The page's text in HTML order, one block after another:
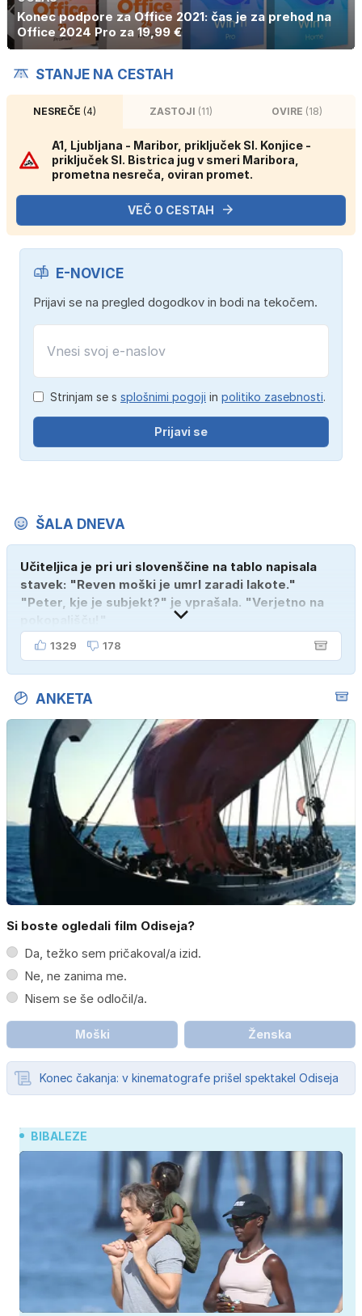
Konec podpore za Office 2021: čas je za prehod na
Office 2024 Pro za 19,99 €
STANJE NA CESTAH
NESREČE (4) ZASTOJI (11) OVIRE (18)
A1, Ljubljana - Maribor, priključek Sl. Konjice -
priključek Sl. Bistrica jug v smeri Maribora,
prometna nesreča, oviran promet.
VEČ O CESTAH
E-NOVICE
Prijavi se na pregled dogodkov in bodi na tekočem.
Strinjam se s splošnimi pogoji in politiko zasebnosti.
Prijavi se
ŠALA DNEVA
Učiteljica je pri uri slovenščine na tablo napisala
stavek: "Reven moški je umrl zaradi lakote."
"Peter, kje je subjekt?" je vprašala. "Verjetno na
1329 178
ANKETA
Si boste ogledali film Odiseja?
Da, težko sem pričakoval/a izid.
Ne, ne zanima me.
Nisem se še odločil/a.
Moški Ženska
Konec čakanja: v kinematografe prišel spektakel Odiseja
BIBALEZE